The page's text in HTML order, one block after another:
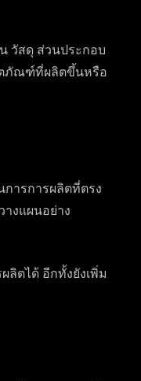
วัสดุ ส่วนประกอบ
ภัณฑ์ที่ผลิตขึ้นหรือ
การการผลิตที่ตรง
งแผนอย่าง
ตได้ อีกทั้งยังเพิ่ม